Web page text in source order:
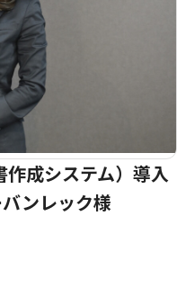
成システム）導入
ンレック様